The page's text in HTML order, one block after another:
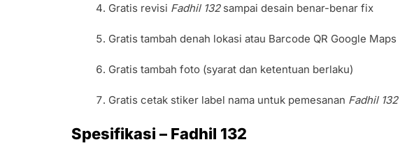
Gratis revisi Fadhil 132sampai desain benar-benar fix
Gratis tambah denah lokasi atau Barcode QR Google Maps
Gratis tambah foto (syarat dan ketentuan berlaku)
Gratis cetak stiker label nama untuk pemesanan Fadhil
Spesifikasi – Fadhil 132